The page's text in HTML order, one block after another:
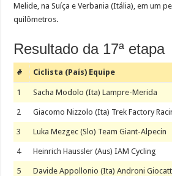
Melide, na Suíça e Verbania (Itália), em um
quilômetros.
Resultado da 17ª etapa
# Ciclista (País) Equipe
1 Sacha Modolo (Ita) Lampre-Merida
2 Giacomo Nizzolo (Ita) Trek Factory
3 Luka Mezgec (Slo) Team Giant-Alpecin
4 Heinrich Haussler (Aus) IAM Cycling
5 Davide Appollonio (Ita) Androni